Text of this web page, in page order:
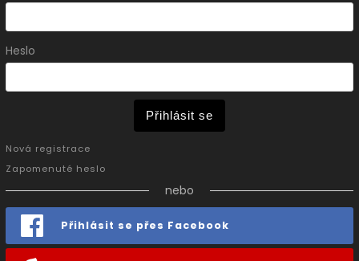
Heslo
Přihlásit se
Nová registrace
Zapomenuté heslo
nebo
Přihlásit se přes Facebook